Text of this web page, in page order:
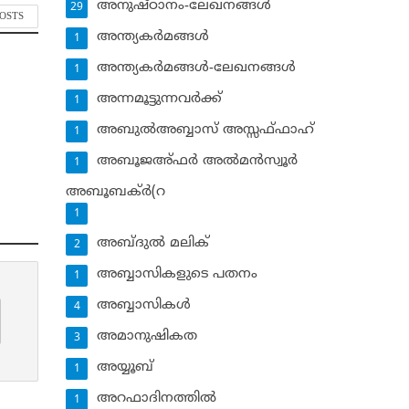
അനുഷ്ഠാനം-ലേഖനങ്ങള്‍
29
അന്ത്യകര്‍മങ്ങള്‍
1
അന്ത്യകര്‍മങ്ങള്‍-ലേഖനങ്ങള്‍
1
അന്നമൂട്ടുന്നവര്‍ക്ക്
1
അബുല്‍അബ്ബാസ് അസ്സഫ്ഫാഹ്‌
1
അബൂജഅ്ഫര്‍ അല്‍മന്‍സ്വൂര്‍
1
അബൂബക്ര്‍(റ
1
അബ്ദുല്‍ മലിക്‌
2
അബ്ബാസികളുടെ പതനം
1
അബ്ബാസികള്‍
4
അമാനുഷികത
3
അയ്യൂബ്‌
1
അറഫാദിനത്തില്‍
1